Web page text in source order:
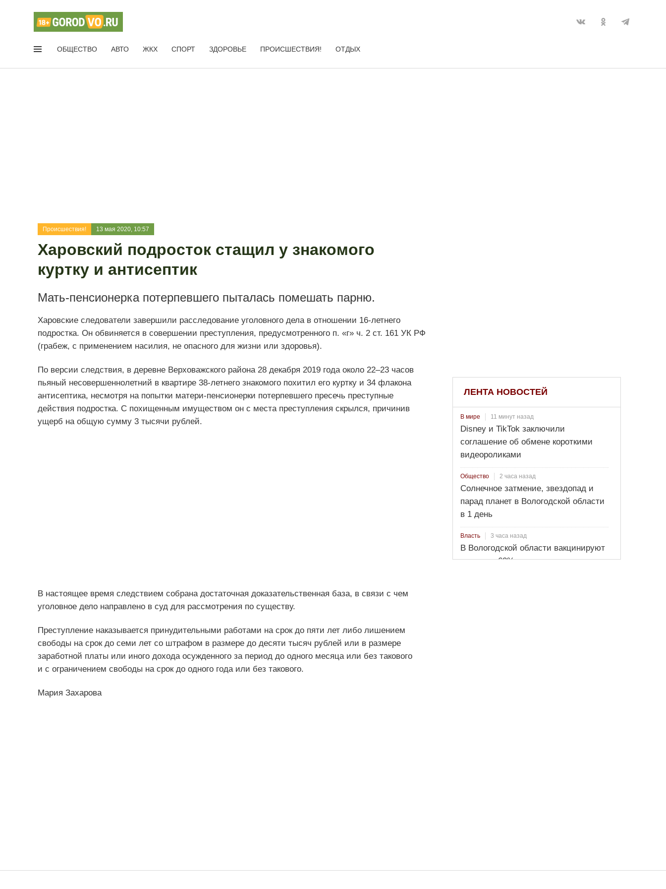
ОБЩЕСТВО АВТО ЖКХ СПОРТ ЗДОРОВЬЕ ПРОИСШЕСТВИЯ! ОТДЫХ
Происшествия! 13 мая 2020, 10:57
Харовский подросток стащил у знакомого
куртку и антисептик
Мать-пенсионерка потерпевшего пыталась помешать парню.
Харовские следователи завершили расследование уголовного дела в отношении 16-летнего
подростка. Он обвиняется в совершении преступления, предусмотренного п. «г» ч. 2 ст. 161 УК РФ
(грабеж, с применением насилия, не опасного для жизни или здоровья).
По версии следствия, в деревне Верховажского района 28 декабря 2019 года около 22–23 часов
пьяный несовершеннолетний в квартире 38-летнего знакомого похитил его куртку и 34 флакона
антисептика, несмотря на попытки матери-пенсионерки потерпевшего пресечь преступные
действия подростка. С похищенным имуществом он с места преступления скрылся, причинив
ущерб на общую сумму 3 тысячи рублей.
В настоящее время следствием собрана достаточная доказательственная база, в связи с чем
уголовное дело направлено в суд для рассмотрения по существу.
Преступление наказывается принудительными работами на срок до пяти лет либо лишением
свободы на срок до семи лет со штрафом в размере до десяти тысяч рублей или в размере
заработной платы или иного дохода осужденного за период до одного месяца или без такового
и с ограничением свободы на срок до одного года или без такового.
Мария Захарова
ЛЕНТА НОВОСТЕЙ
В мире 11 минут назад
Disney и TikTok заключили
соглашение об обмене короткими
видеороликами
Общество 2 часа назад
Солнечное затмение, звездопад и
парад планет в Вологодской области
в 1 день
Власть 3 часа назад
В Вологодской области вакцинируют
не менее 60% населения